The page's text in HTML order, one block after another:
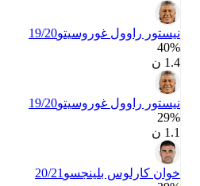
نيستور راوول غوروسيتو19/20
40‎%‎
نيستور راوول غوروسيتو19/20
29‎%‎
خوان كارلوس بلينجسو20/21